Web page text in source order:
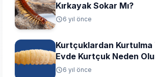
Kırkayak Sokar Mı?
6 yıl önce
Kurtçuklardan Kurtulma
Evde Kurtçuk Neden
6 yıl önce